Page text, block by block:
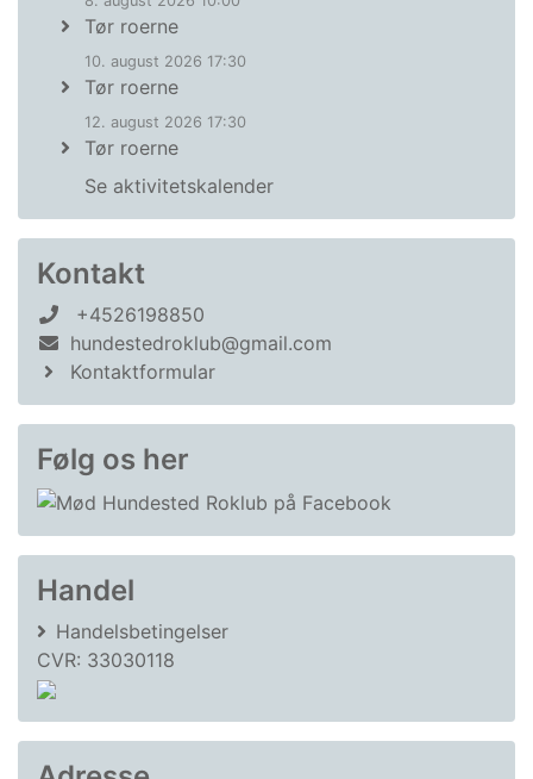
Tør roerne
10. august 2026 17:30
Tør roerne
12. august 2026 17:30
Tør roerne
Se aktivitetskalender
Kontakt
+4526198850
hundestedroklub@gmail.com
Kontaktformular
Følg os her
Handel
Handelsbetingelser
CVR: 33030118